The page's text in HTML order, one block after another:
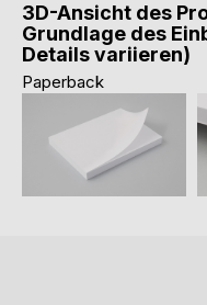
3D-Ansicht des
Grundlage des
Details variieren)
Paperback